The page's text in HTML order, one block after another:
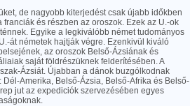
de nagyobb kiterjedést csak újabb időkben
és részben az oroszok. Ezek az U.-ok
Egyike a legkiválóbb német tudományos
át németek hajtják végre. Ezenkivül kiváló
az oroszok Belső-Ázsiának és
saját földrészüknek felderítésében. A
Ázsiát. Újabban a dánok buzgólkodnak
Amerika, Belső-Ázsia, Belső-Afrika és Belső-
jut az expediciók szervezésében egyes